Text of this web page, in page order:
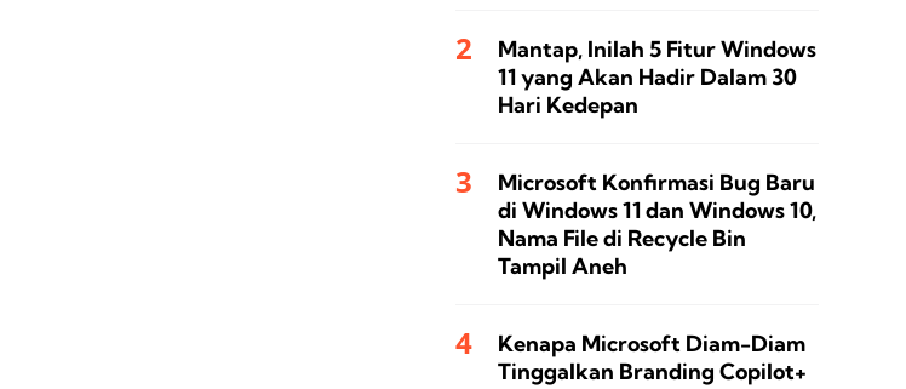
Mantap, Inilah 5 Fitur Windows
11 yang Akan Hadir Dalam 30
Hari Kedepan
Microsoft Konfirmasi Bug Baru
di Windows 11 dan Windows 10,
Nama File di Recycle Bin
Tampil Aneh
Kenapa Microsoft Diam-Diam
Tinggalkan Branding Copilot+